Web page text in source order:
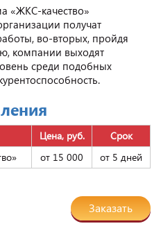
«ЖКС-качество»
получат
во-вторых, пройдя
компании выходят
среди подобных
Цена, руб.
Срок
от 15 000 от 5 дней
Заказать